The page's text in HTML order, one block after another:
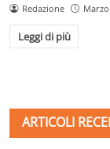
Redazione
Leggi di più
ARTICOLI